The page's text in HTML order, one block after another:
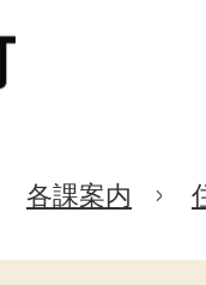
各課案内